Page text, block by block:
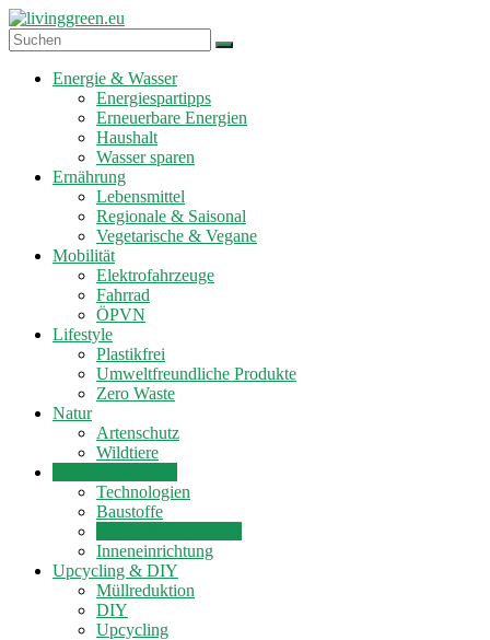
Zum
Inhalt
springen
livinggreen.eu
Energie & Wasser
Energiespartipps
Erneuerbare Energien
Haushalt
Wasser sparen
Ernährung
Lebensmittel
Regionale & Saisonal
Vegetarische & Vegane
Mobilität
Elektrofahrzeuge
Fahrrad
ÖPVN
Lifestyle
Plastikfrei
Umweltfreundliche Produkte
Zero Waste
Natur
Artenschutz
Wildtiere
Technologien
Baustoffe
Inneneinrichtung
Upcycling & DIY
Müllreduktion
DIY
Upcycling